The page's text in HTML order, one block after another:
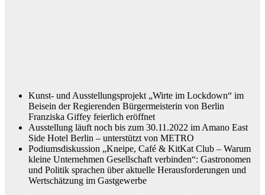
Kunst- und Ausstellungsprojekt „Wirte im Lockdown“ im
Beisein der Regierenden Bürgermeisterin von Berlin
Franziska Giffey feierlich eröffnet
Ausstellung läuft noch bis zum 30.11.2022 im Amano East
Side Hotel Berlin – unterstützt von METRO
Podiumsdiskussion „Kneipe, Café & KitKat Club – Warum
kleine Unternehmen Gesellschaft verbinden“: Gastronomen
und Politik sprachen über aktuelle Herausforderungen und
Wertschätzung im Gastgewerbe